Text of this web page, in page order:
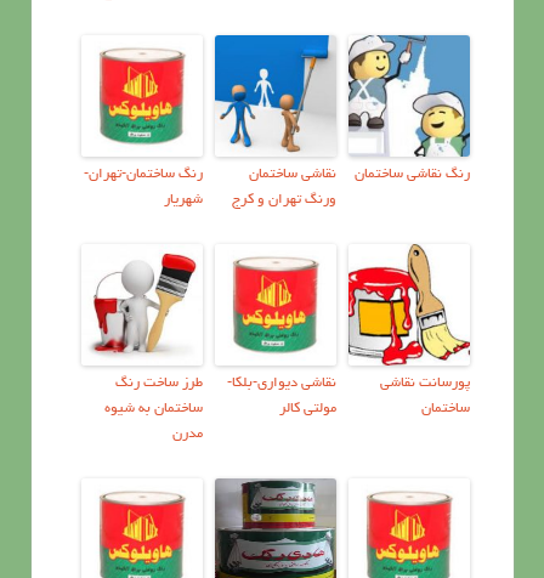
رنگ نقاشی ساختمان
نقاشي ساختمان
ورنگ تهران و کرج
رنگ ساختمان-تهران-
شهریار
پورسانت نقاشی
ساختمان
نقاشی دیواری-بلکا-
مولتی کالر
طرز ساخت رنگ
ساختمان به شیوه
مدرن